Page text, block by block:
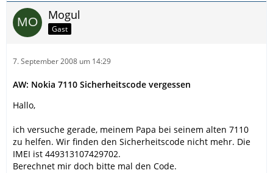
Mogul
Gast
7. September 2008 um 14:29
AW: Nokia 7110 Sicherheitscode vergessen
Hallo,
ich versuche gerade, meinem Papa bei seinem alten 7110
zu helfen. Wir finden den Sicherheitscode nicht mehr. Die
IMEI ist 449313107429702.
Berechnet mir doch bitte mal den Code.